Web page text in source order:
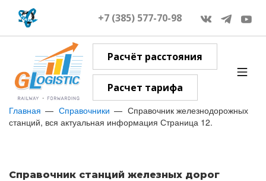
+7 (385) 577-70-98
Расчёт расстояния
Расчет тарифа
Главная Справочники
Справочник железнодорожных
станций, вся актуальная информация Страница 12.
Справочник станций железных дорог